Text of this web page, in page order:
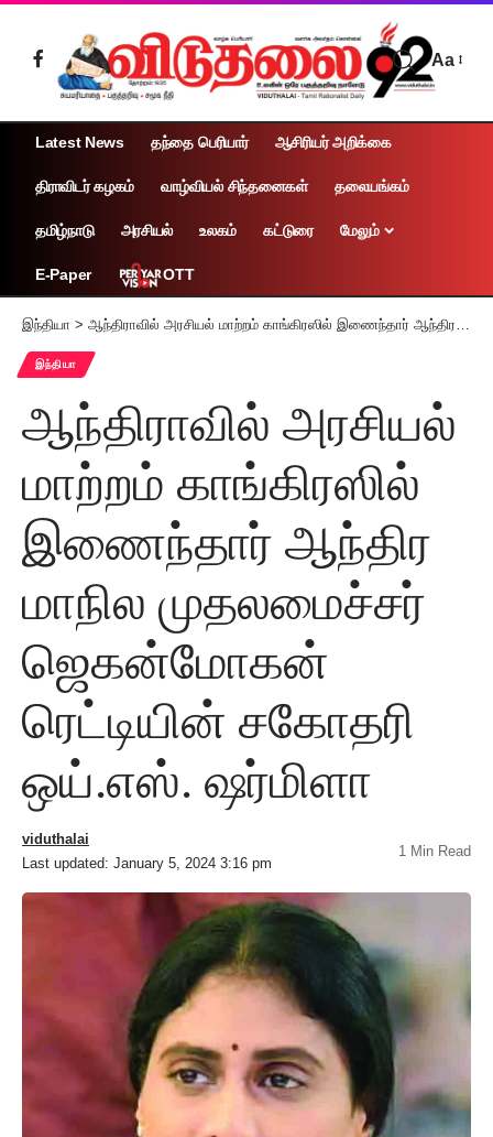
Aa
Latest News தந்தை பெரியார் ஆசிரியர் அறிக்கை
திராவிடர் கழகம் வாழ்வியல் சிந்தனைகள் தலையங்கம்
தமிழ்நாடு அரசியல் உலகம் கட்டுரை மேலும்
E-Paper OTT
இந்தியா > ஆந்திராவில் அரசியல் மாற்றம் காங்கிரஸில் இணைந்தார் ஆந்திர மாநில முதலமைச்சர் ஜெகன்மோகன் ரெட்டியின் சகோதரி ஒய்.எஸ். ஷர்மிளா
இந்தியா
ஆந்திராவில் அரசியல்
மாற்றம் காங்கிரஸில்
இணைந்தார் ஆந்திர
மாநில முதலமைச்சர்
ஜெகன்மோகன்
ரெட்டியின் சகோதரி
ஒய்.எஸ். ஷர்மிளா
Last updated: January 5, 2024 3:16 pm
viduthalai
1 Min Read